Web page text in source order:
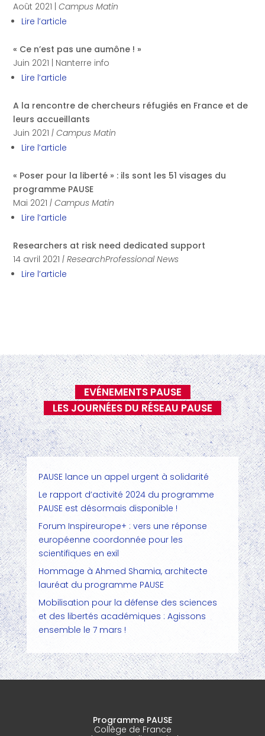
Août 2021 |Campus Matin
Lire l’article
« Ce n’est pas une aumône ! »
Juin 2021 | Nanterre info
Lire l’article
A la rencontre de chercheurs réfugiés en France et de
leurs accueillants
Juin 2021 | Campus Matin
Lire l’article
« Poser pour la liberté » : ils sont les 51 visages du
programme PAUSE
Mai 2021 |Campus Matin
Lire l’article
Researchers at risk need dedicated support
14 avril 2021 |ResearchProfessional News
Lire l’article
EVÉNEMENTS PAUSE
LES JOURNÉES DU RÉSEAU PAUSE
PAUSE lance un appel urgent à solidarité
Le rapport d’activité 2024 du programme
PAUSE est désormais disponible !
Forum Inspireurope+ : vers une réponse
européenne coordonnée pour les
scientifiques en exil
Hommage à Ahmed Shamia, architecte
lauréat du programme PAUSE
Mobilisation pour la défense des sciences
et des libertés académiques : Agissons
ensemble le 7 mars !
Programme PAUSE
Collège de France